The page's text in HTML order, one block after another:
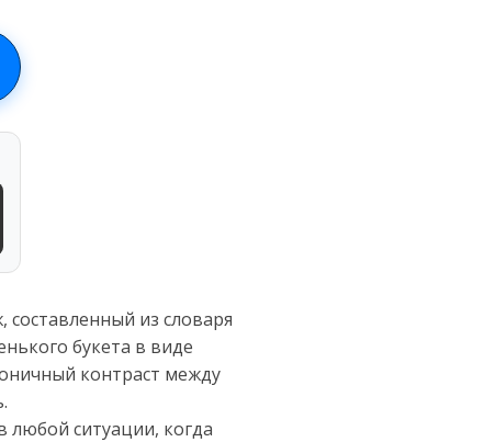
из словаря
букета в виде
контраст между
любой ситуации, когда